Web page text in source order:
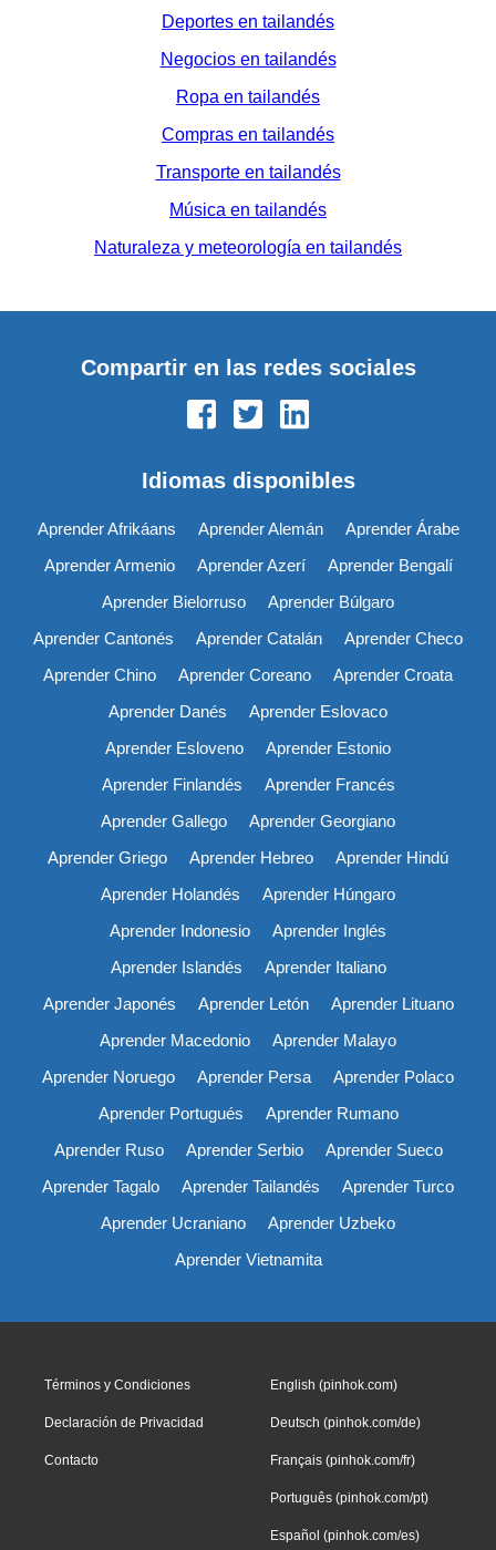
Deportes en tailandés
Negocios en tailandés
Ropa en tailandés
Compras en tailandés
Transporte en tailandés
Música en tailandés
Naturaleza y meteorología en tailandés
Compartir en las redes sociales
Idiomas disponibles
Aprender Afrikáans Aprender Alemán
Aprender Árabe
Aprender Armenio
Aprender Azerí
Aprender Bengalí
Aprender Bielorruso
Aprender Búlgaro
Aprender Cantonés
Aprender Catalán
Aprender Checo
Aprender Chino
Aprender Coreano
Aprender Croata
Aprender Danés
Aprender Eslovaco
Aprender Esloveno
Aprender Estonio
Aprender Finlandés
Aprender Francés
Aprender Gallego
Aprender Georgiano
Aprender Griego
Aprender Hebreo
Aprender Hindú
Aprender Holandés
Aprender Húngaro
Aprender Indonesio
Aprender Inglés
Aprender Islandés
Aprender Italiano
Aprender Japonés
Aprender Letón
Aprender Lituano
Aprender Macedonio
Aprender Malayo
Aprender Noruego
Aprender Persa
Aprender Polaco
Aprender Portugués
Aprender Rumano
Aprender Ruso
Aprender Serbio
Aprender Sueco
Aprender Tagalo
Aprender Tailandés
Aprender Turco
Aprender Ucraniano
Aprender Uzbeko
Aprender Vietnamita
Términos y Condiciones
Declaración de Privacidad
Contacto
English (pinhok.com)
Deutsch (pinhok.com/de)
Français (pinhok.com/fr)
Português (pinhok.com/pt)
Español (pinhok.com/es)